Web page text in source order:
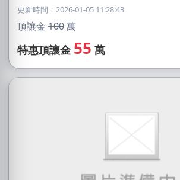
更新時間：2026-01-05 11:28:43
頂讓金 100萬
特惠頂讓金 55 萬